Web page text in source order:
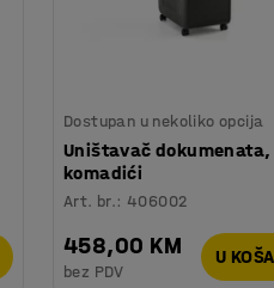
Dostupan u nekoliko opcija
Uništavač dokumenata,
komadići
Art. br.: 406002
458,00 KM
bez PDV
U